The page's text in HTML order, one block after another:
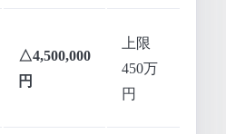
△4,500,000
円
上限
450万
円